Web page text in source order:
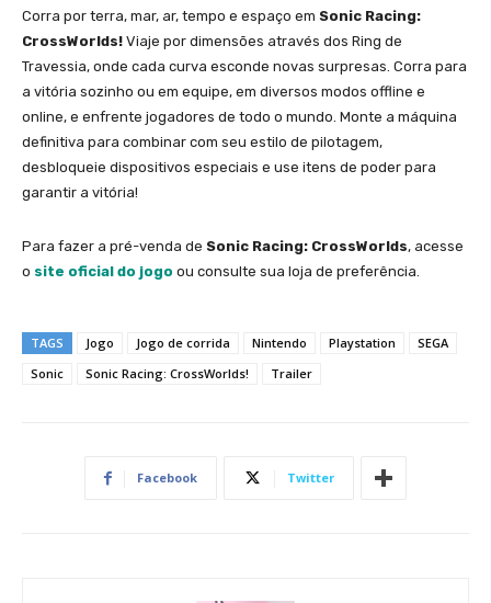
Corra por terra, mar, ar, tempo e espaço em Sonic Racing:
CrossWorlds! Viaje por dimensões através dos Ring de
Travessia, onde cada curva esconde novas surpresas. Corra para
a vitória sozinho ou em equipe, em diversos modos offline e
online, e enfrente jogadores de todo o mundo. Monte a máquina
definitiva para combinar com seu estilo de pilotagem,
desbloqueie dispositivos especiais e use itens de poder para
garantir a vitória!
Para fazer a pré-venda de Sonic Racing: CrossWorlds, acesse
o site oficial do jogo ou consulte sua loja de preferência.
TAGS Jogo Jogo de corrida Nintendo Playstation
SEGA
Sonic
Sonic Racing: CrossWorlds! Trailer
Facebook Twitter